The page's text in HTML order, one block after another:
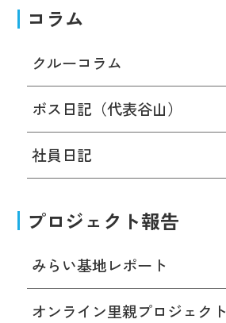
コラム
クルーコラム
ボス日記（代表谷山）
社員日記
プロジェクト報告
みらい基地レポート
オンライン里親プロジェクト